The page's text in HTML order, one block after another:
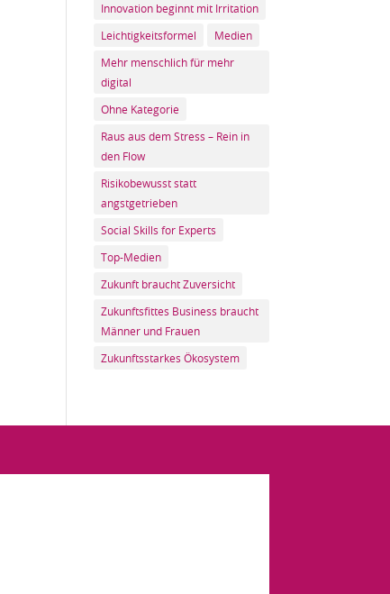
Innovation beginnt mit Irritation
Leichtigkeitsformel
Medien
Mehr menschlich für mehr
digital
Ohne Kategorie
Raus aus dem Stress – Rein in
den Flow
Risikobewusst statt
angstgetrieben
Social Skills for Experts
Top-Medien
Zukunft braucht Zuversicht
Zukunftsfittes Business braucht
Männer und Frauen
Zukunftsstarkes Ökosystem